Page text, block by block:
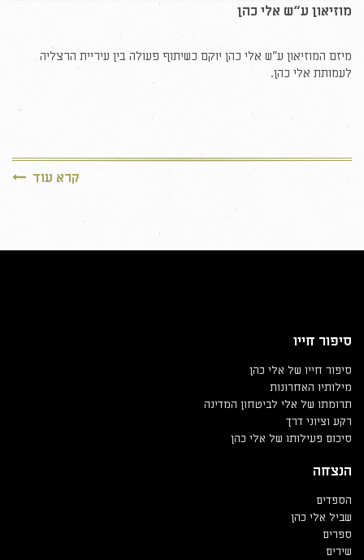
מוזיאון ע“ש אלי כהן
מיזם המוזיאון ע"ש אלי כהן יוקם כשיתוף פעולה בין עיריית הרצליה
לעמותת אלי כהן.
קרא עוד
סיפור חייו
סיפור חייו של אלי כהן
מילותיו האחרונות
תרומתו של אלי לביטחון המדינה
רקע וציוני דרך
סיכום פעילותו של אלי כהן
הנצחה
הספדים
שביל אלי כהן
ספרים
שירים